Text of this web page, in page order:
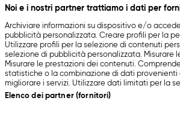
Noi e i nostri partner trattiamo i dati per
Archiviare informazioni su dispositivo e/o
pubblicità personalizzata. Creare profili per la
Utilizzare profili per la selezione di contenuti
selezione di pubblicità personalizzata. Misurare
Misurare le prestazioni dei contenuti.
statistiche o la combinazione di dati provenienti
migliorare i servizi. Utilizzare dati limitati per la
Elenco dei partner (fornitori)